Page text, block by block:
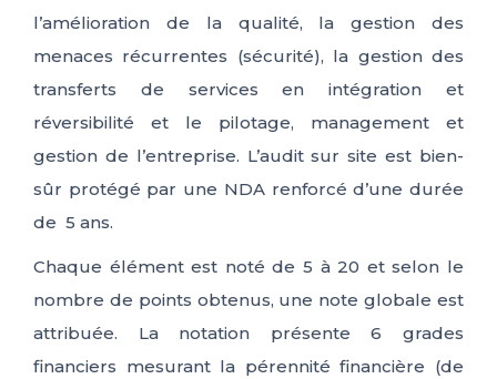
l’amélioration de la qualité, la gestion des
menaces récurrentes (sécurité), la gestion des
transferts de services en intégration et
réversibilité et le pilotage, management et
gestion de l’entreprise. L’audit sur site est bien-
sûr protégé par une NDA renforcé d’une durée
de 5 ans.
Chaque élément est noté de 5 à 20 et selon le
nombre de points obtenus, une note globale est
attribuée. La notation présente 6 grades
financiers mesurant la pérennité financière (de